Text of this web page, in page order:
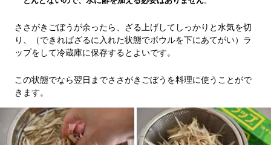
ささがきごぼうが余ったら、ざる上げしてしっかりと水気を切
り、（できればざるに入れた状態でボウルを下にあてがい）ラ
ップをして冷蔵庫に保存するとよいです。
この状態でなら翌日までささがきごぼうを料理に使うことがで
きます。